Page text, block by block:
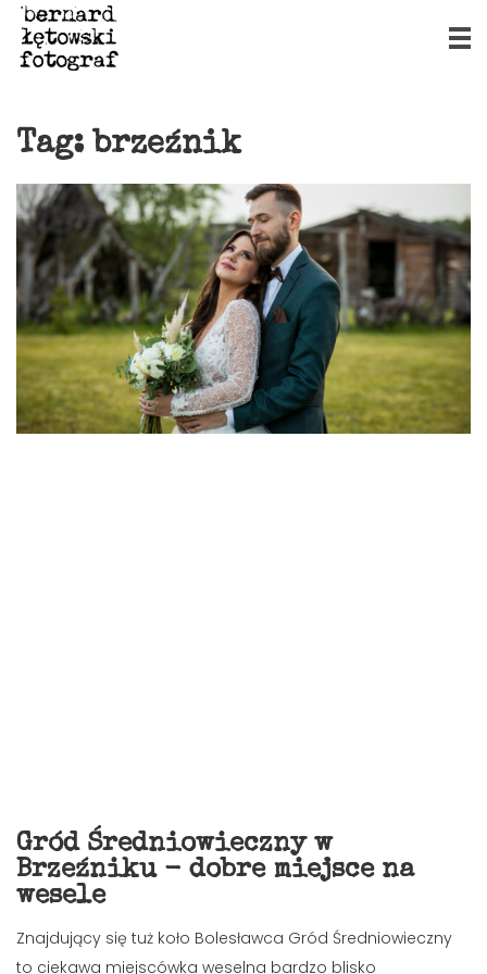
Tag: brzeźnik
Gród Średniowieczny w
Brzeźniku - dobre miejsce na
wesele
Znajdujący się tuż koło Bolesławca Gród Średniowieczny
to ciekawa miejscówka weselna bardzo blisko